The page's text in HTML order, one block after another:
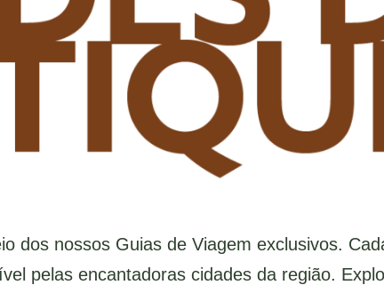
dos nossos Guias de Viagem exclusivos.
pelas encantadoras cidades da região.